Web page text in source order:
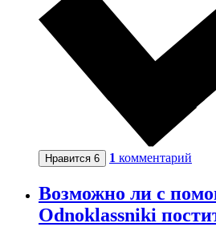
Нравится 6 1 комментарий
Возможно ли с
Odnoklassniki